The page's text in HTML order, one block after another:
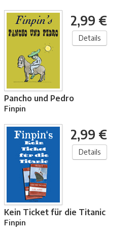
2,99 €
Details
Pancho und Pedro
Finpin
2,99 €
Details
Kein Ticket für die Titanic
Finpin